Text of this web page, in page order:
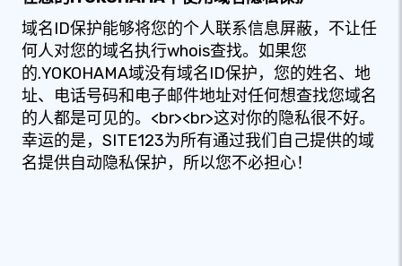
域名ID保护能够将您的个人联系信息屏蔽，不让任
何人对您的域名执行whois查找。如果您
的.YOKOHAMA域没有域名ID保护，您的姓名、地
址、电话号码和电子邮件地址对任何想查找您域名
的人都是可见的。<br><br>这对你的隐私很不好。
幸运的是，SITE123为所有通过我们自己提供的域
名提供自动隐私保护，所以您不必担心！